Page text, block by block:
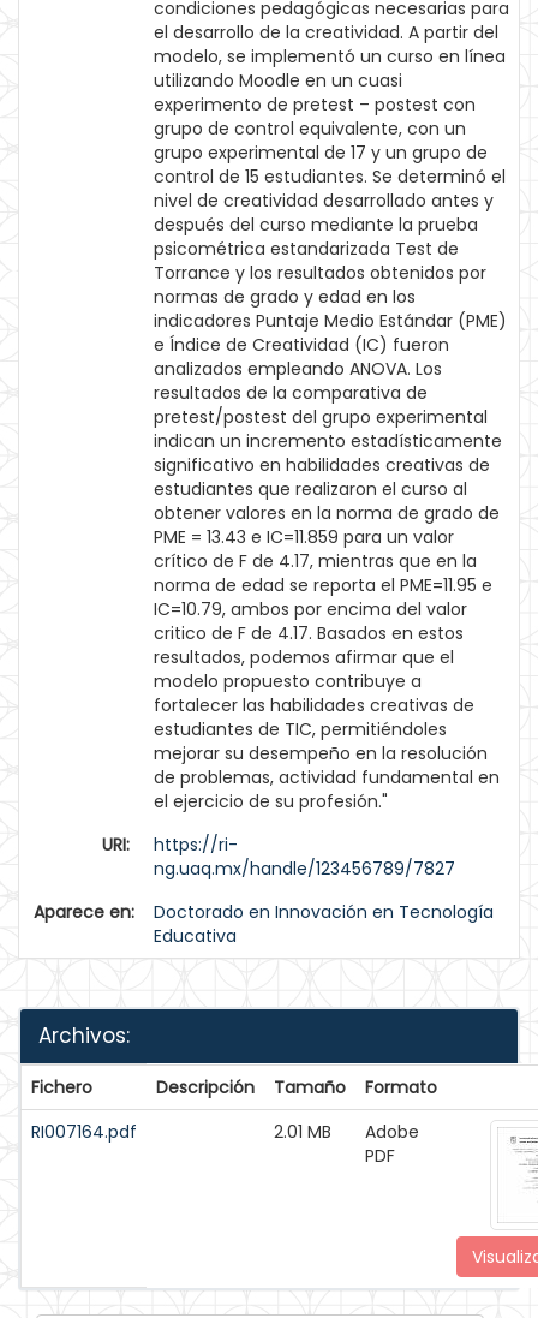
condiciones pedagógicas necesarias para
el desarrollo de la creatividad. A partir del
modelo, se implementó un curso en línea
utilizando Moodle en un cuasi
experimento de pretest – postest con
grupo de control equivalente, con un
grupo experimental de 17 y un grupo de
control de 15 estudiantes. Se determinó el
nivel de creatividad desarrollado antes y
después del curso mediante la prueba
psicométrica estandarizada Test de
Torrance y los resultados obtenidos por
normas de grado y edad en los
indicadores Puntaje Medio Estándar (PME)
e Índice de Creatividad (IC) fueron
analizados empleando ANOVA. Los
resultados de la comparativa de
pretest/postest del grupo experimental
indican un incremento estadísticamente
significativo en habilidades creativas de
estudiantes que realizaron el curso al
obtener valores en la norma de grado de
PME = 13.43 e IC=11.859 para un valor
crítico de F de 4.17, mientras que en la
norma de edad se reporta el PME=11.95 e
IC=10.79, ambos por encima del valor
critico de F de 4.17. Basados en estos
resultados, podemos afirmar que el
modelo propuesto contribuye a
fortalecer las habilidades creativas de
estudiantes de TIC, permitiéndoles
mejorar su desempeño en la resolución
de problemas, actividad fundamental en
el ejercicio de su profesión."
URI:
https://ri-
ng.uaq.mx/handle/123456789/7827
Aparece en:
Doctorado en Innovación en Tecnología
Educativa
Archivos:
Fichero Descripción Tamaño
Formato
RI007164.pdf
2.01 MB
Adobe
PDF